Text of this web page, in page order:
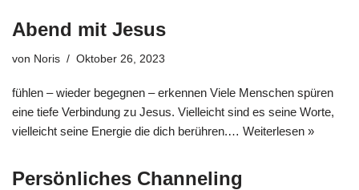
Abend mit Jesus
von Noris Oktober 26, 2023
fühlen – wieder begegnen – erkennen Viele Menschen spüren
eine tiefe Verbindung zu Jesus. Vielleicht sind es seine Worte,
vielleicht seine Energie die dich berühren.… Weiterlesen »
Persönliches Channeling